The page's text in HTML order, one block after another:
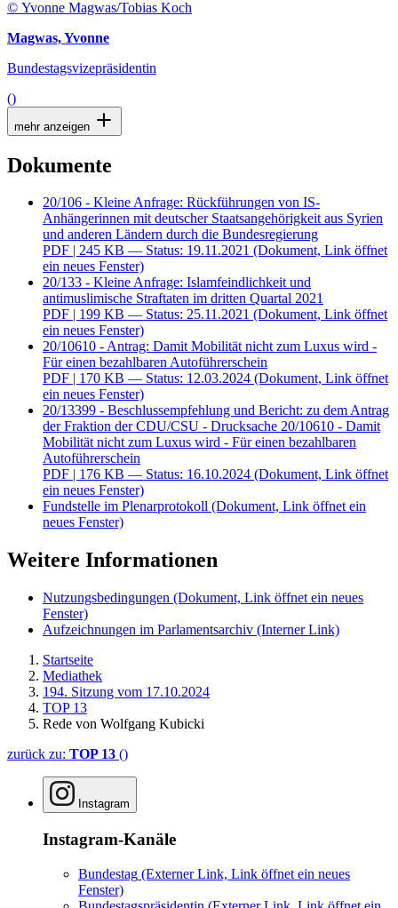
© Yvonne Magwas/Tobias Koch
Magwas, Yvonne
Bundestagsvizepräsidentin
()
mehr anzeigen
Dokumente
20/106 - Kleine Anfrage: Rückführungen von IS-
Anhängerinnen mit deutscher Staatsangehörigkeit aus Syrien
und anderen Ländern durch die Bundesregierung
PDF | 245 KB — Status: 19.11.2021 (Dokument, Link öffnet
ein neues Fenster)
20/133 - Kleine Anfrage: Islamfeindlichkeit und
antimuslimische Straftaten im dritten Quartal 2021
PDF | 199 KB — Status: 25.11.2021 (Dokument, Link öffnet
ein neues Fenster)
20/10610 - Antrag: Damit Mobilität nicht zum Luxus wird -
Für einen bezahlbaren Autoführerschein
PDF | 170 KB — Status: 12.03.2024 (Dokument, Link öffnet
ein neues Fenster)
20/13399 - Beschlussempfehlung und Bericht: zu dem Antrag
der Fraktion der CDU/CSU - Drucksache 20/10610 - Damit
Mobilität nicht zum Luxus wird - Für einen bezahlbaren
Autoführerschein
PDF | 176 KB — Status: 16.10.2024 (Dokument, Link öffnet
ein neues Fenster)
Fundstelle im Plenarprotokoll (Dokument, Link öffnet ein
neues Fenster)
Weitere Informationen
Nutzungsbedingungen (Dokument, Link öffnet ein neues
Fenster)
Aufzeichnungen im Parlamentsarchiv (Interner Link)
Startseite
Mediathek
194. Sitzung vom 17.10.2024
TOP 13
Rede von Wolfgang Kubicki
zurück zu: TOP 13 ()
Instagram
Instagram-Kanäle
Bundestag (Externer Link, Link öffnet ein neues
Fenster)